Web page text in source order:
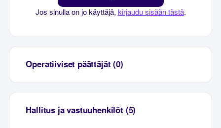
Jos sinulla on jo käyttäjä, kirjaudu sisään tästä.
Operatiiviset päättäjät (0)
Hallitus ja vastuuhenkilöt (5)